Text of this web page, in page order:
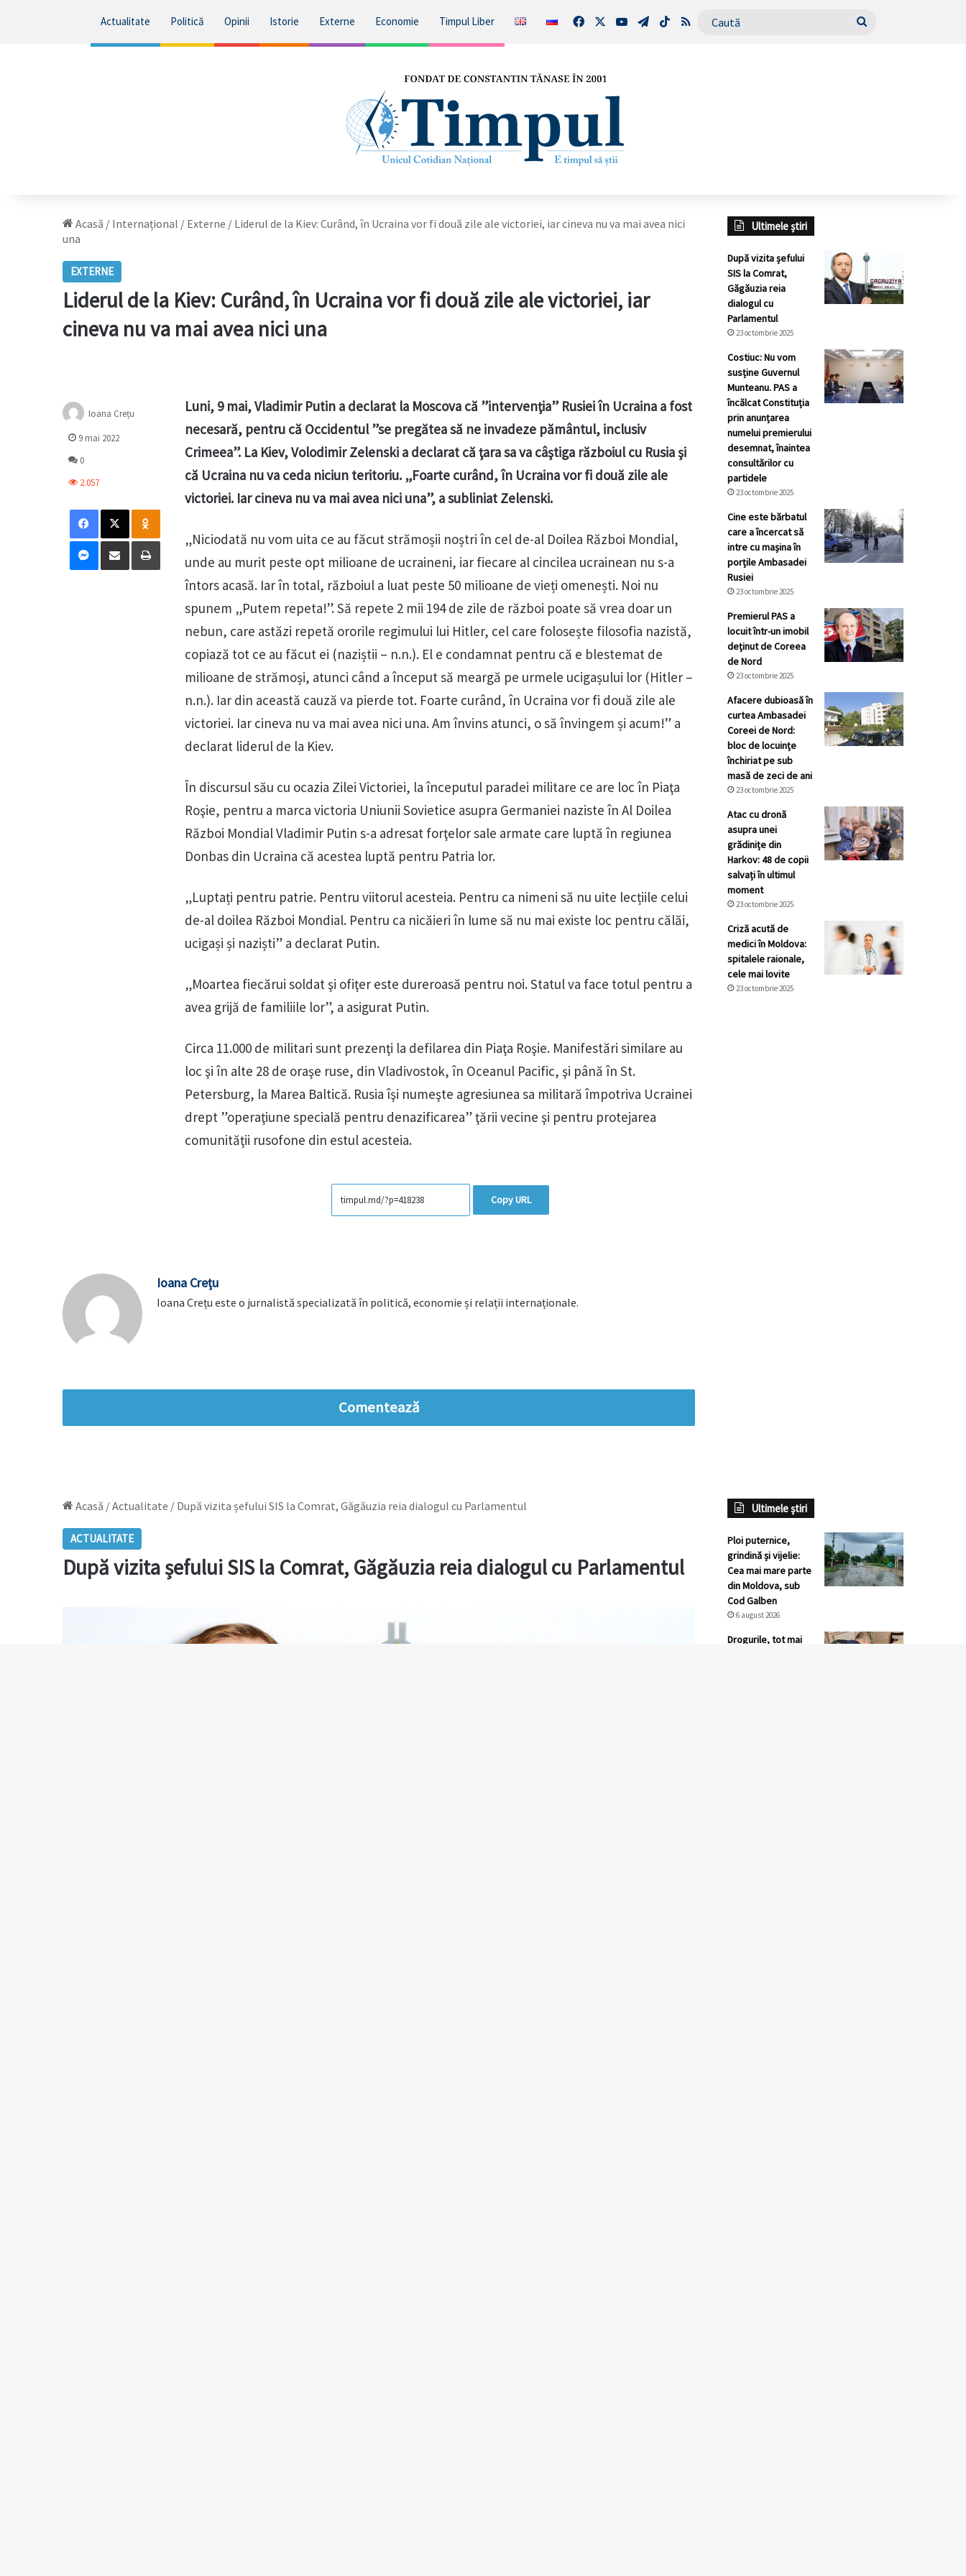
Actualitate Politică Opinii Istorie Externe Economie Timpul Liber FacebookYouTubeTelegram
TikTokRSS Caută
Acasă / Internațional / Externe / Liderul de la Kiev: Curând, în Ucraina vor fi două zile ale victoriei, iar cineva nu va mai avea nici
una
EXTERNE
Liderul de la Kiev: Curând, în Ucraina vor fi două zile ale victoriei, iar
cineva nu va mai avea nici una
Luni, 9 mai, Vladimir Putin a declarat la Moscova că ”intervenţia” Rusiei în Ucraina a fost
necesară, pentru că Occidentul ”se pregătea să ne invadeze pământul, inclusiv
Crimeea”. La Kiev, Volodimir Zelenski a declarat că ţara sa va câştiga războiul cu Rusia şi
că Ucraina nu va ceda niciun teritoriu. „Foarte curând, în Ucraina vor fi două zile ale
victoriei. Iar cineva nu va mai avea nici una”, a subliniat Zelenski.
„Niciodată nu vom uita ce au făcut strămoșii noștri în cel de-al Doilea Război Mondial,
unde au murit peste opt milioane de ucraineni, iar fiecare al cincilea ucrainean nu s-a
întors acasă. Iar în total, războiul a luat peste 50 milioane de vieți omenești. Noi nu
spunem „Putem repeta!”. Să repete 2 mii 194 de zile de război poate să vrea doar un
nebun, care astăzi repetă ororile regimului lui Hitler, cel care folosește filosofia nazistă,
copiază tot ce au făcut ei (naziștii – n.n.). El e condamnat pentru că e blestemat de
milioane de strămoși, atunci când a început să meargă pe urmele ucigașului lor (Hitler –
n.n.). Iar din această cauză va pierde tot. Foarte curând, în Ucraina vor fi două zile ale
victoriei. Iar cineva nu va mai avea nici una. Am învins atunci, o să învingem și acum!” a
declarat liderul de la Kiev.
În discursul său cu ocazia Zilei Victoriei, la începutul paradei militare ce are loc în Piaţa
Roşie, pentru a marca victoria Uniunii Sovietice asupra Germaniei naziste în Al Doilea
Război Mondial Vladimir Putin s-a adresat forţelor sale armate care luptă în regiunea
Donbas din Ucraina că acestea luptă pentru Patria lor.
„Luptați pentru patrie. Pentru viitorul acesteia. Pentru ca nimeni să nu uite lecțiile celui
de-al doilea Război Mondial. Pentru ca nicăieri în lume să nu mai existe loc pentru călăi,
ucigași și naziști” a declarat Putin.
„Moartea fiecărui soldat şi ofiţer este dureroasă pentru noi. Statul va face totul pentru a
avea grijă de familiile lor”, a asigurat Putin.
Circa 11.000 de militari sunt prezenţi la defilarea din Piaţa Roşie. Manifestări similare au
loc şi în alte 28 de oraşe ruse, din Vladivostok, în Oceanul Pacific, şi până în St.
Petersburg, la Marea Baltică. Rusia îşi numeşte agresiunea sa militară împotriva Ucrainei
drept ”operaţiune specială pentru denazificarea” ţării vecine şi pentru protejarea
comunităţii rusofone din estul acesteia.
Copy URL
Ioana Crețu
9 mai 2022
0
2.057
Facebook
X Odnoklassniki
Messenger
Distribuie prin mail Tipărește
Ioana Crețu
Ioana Crețu este o jurnalistă specializată în politică, economie și relații internaționale.
Comentează
Ultimele știri
După vizita șefului
SIS la Comrat,
Găgăuzia reia
dialogul cu
Parlamentul
23 octombrie 2025
Costiuc: Nu vom
susține Guvernul
Munteanu. PAS a
încălcat Constituția
prin anunțarea
numelui premierului
desemnat, înaintea
consultărilor cu
partidele
23 octombrie 2025
Cine este bărbatul
care a încercat să
intre cu mașina în
porțile Ambasadei
Rusiei
23 octombrie 2025
Premierul PAS a
locuit într-un imobil
deținut de Coreea
de Nord
23 octombrie 2025
Afacere dubioasă în
curtea Ambasadei
Coreei de Nord:
bloc de locuințe
închiriat pe sub
masă de zeci de ani
23 octombrie 2025
Atac cu dronă
asupra unei
grădinițe din
Harkov: 48 de copii
salvați în ultimul
moment
23 octombrie 2025
Criză acută de
medici în Moldova:
spitalele raionale,
cele mai lovite
23 octombrie 2025